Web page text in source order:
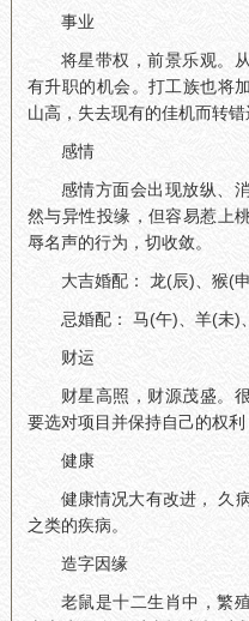
事业
将星带权，前景乐观。
有升职的机会。打工族也将
山高，失去现有的佳机而转错
感情
感情方面会出现放纵、
然与异性投缘，但容易惹上
辱名声的行为，切收敛。
大吉婚配： 龙(辰)、猴(
忌婚配： 马(午)、羊(未)
财运
财星高照，财源茂盛。
要选对项目并保持自己的权利
健康
健康情况大有改进， 久
之类的疾病。
造字因缘
老鼠是十二生肖中，繁